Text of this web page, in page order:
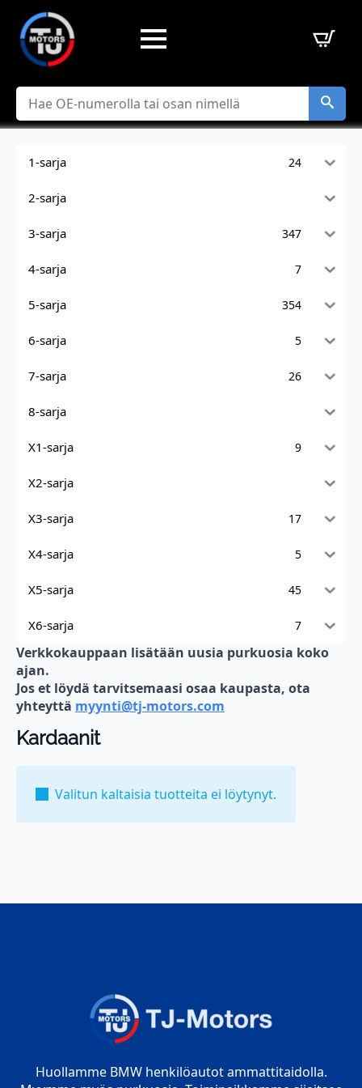
Hae
1-sarja 24
2-sarja
3-sarja 347
4-sarja 7
5-sarja 354
6-sarja 5
7-sarja 26
8-sarja
X1-sarja 9
X2-sarja
X3-sarja 17
X4-sarja 5
X5-sarja 45
X6-sarja 7
Verkkokauppaan lisätään uusia purkuosia koko
ajan.
Jos et löydä tarvitsemaasi osaa kaupasta, ota
yhteyttä myynti@tj-motors.com
Kardaanit
Valitun kaltaisia tuotteita ei löytynyt.
Huollamme BMW henkilöautot ammattitaidolla.